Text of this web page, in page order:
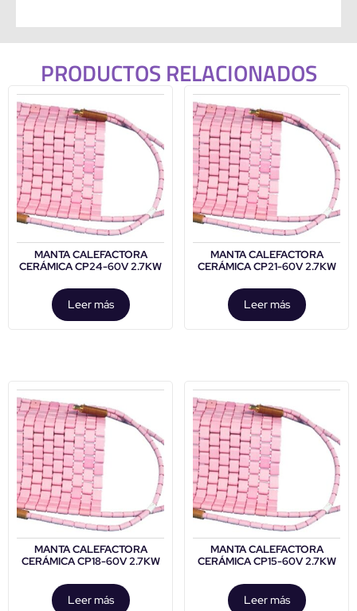
PRODUCTOS RELACIONADOS
MANTA CALEFACTORA
CERÁMICA CP24-60V 2.7KW
Leer más
MANTA CALEFACTORA
CERÁMICA CP21-60V 2.7KW
Leer más
MANTA CALEFACTORA
CERÁMICA CP18-60V 2.7KW
Leer más
MANTA CALEFACTORA
CERÁMICA CP15-60V 2.7KW
Leer más